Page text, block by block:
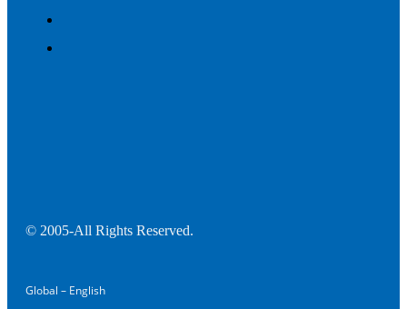
© 2005-All Rights Reserved.
Global – English